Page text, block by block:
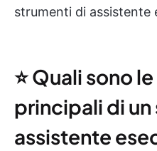
strumenti di assistente
⭐ Quali sono
principali di
assistente